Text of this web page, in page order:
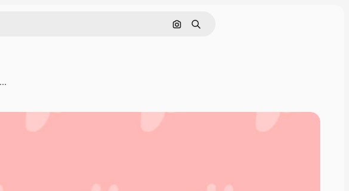
Поиск по изображению
Поиск
Кошки делают меня счастливым вдохновляющим письмом и рисунком ручной цитаты для карт приглашение на футболку